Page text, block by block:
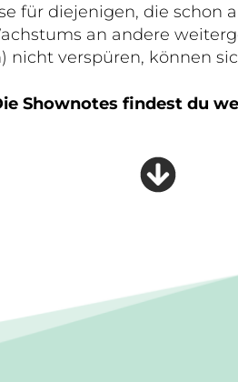
für diejenigen, die schon
an andere
nicht verspüren, können
Shownotes findest du